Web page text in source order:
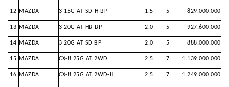
12 MAZDA 3 15G AT SD-H BP 1,5 5 829.000.000
13 MAZDA 3 20G AT HB BP 2,0 5 927.600.000
14 MAZDA 3 20G AT SD BP 2,0 5 888.000.000
15 MAZDA CX-8 25G AT 2WD 2,5 7 1.139.000.000
16 MAZDA CX-8 25G AT 2WD-H 2,5 7 1.249.000.000